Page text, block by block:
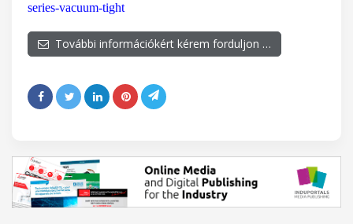
series-vacuum-tight
További információkért kérem forduljon …